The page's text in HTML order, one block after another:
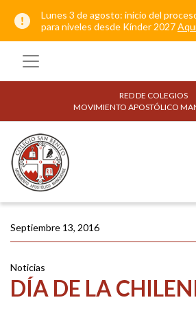
Lunes 3 de agosto: inicio del
para niveles desde Kínder 2027
RED DE COLEGIOS
MOVIMIENTO APOSTÓLICO
Septiembre 13, 2016
Noticias
DÍA DE LA